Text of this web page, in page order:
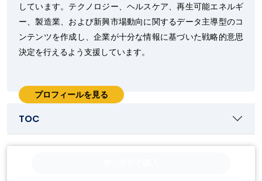
しています。テクノロジー、ヘルスケア、再生可能エネルギ
ー、製造業、および新興市場動向に関するデータ主導型のコ
ンテンツを作成し、企業が十分な情報に基づいた戦略的意思
決定を行えるよう支援しています。
プロフィールを見る
TOC